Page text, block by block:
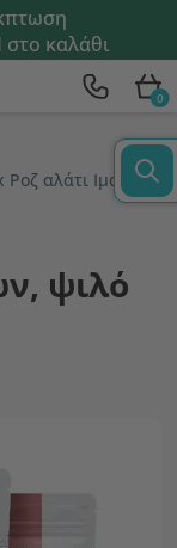
στο καλάθι
0
3x Ροζ αλάτι Ιμαλαΐων, ψιλό
ψιλό